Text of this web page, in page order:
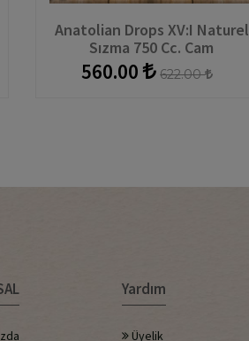
Anatolian Drops XV:I Naturel
Sızma 750 Cc. Cam
560.00 622.00
Yardım
Üyelik